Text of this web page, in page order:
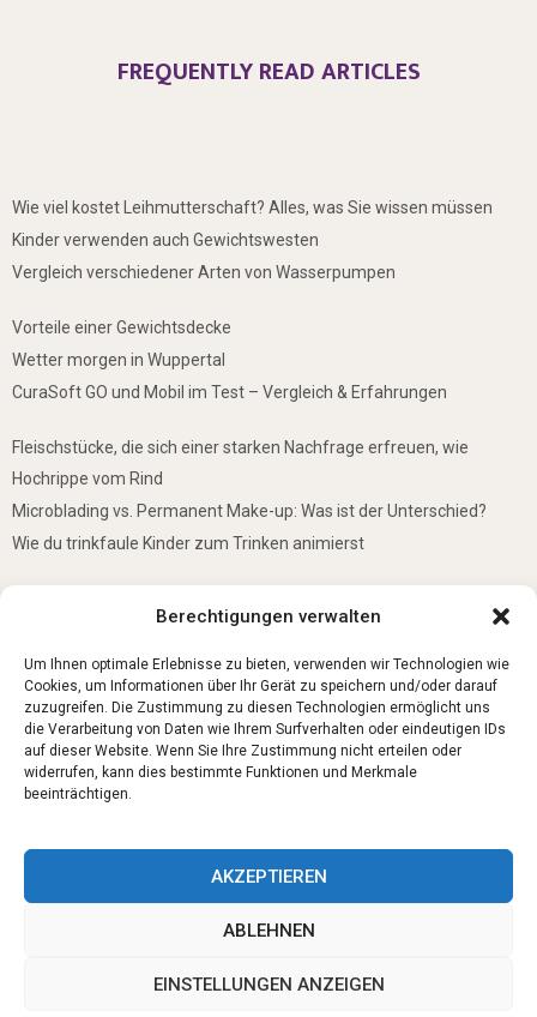
Berechtigungen verwalten
Um Ihnen optimale Erlebnisse zu bieten, verwenden wir Technologien wie
Cookies, um Informationen über Ihr Gerät zu speichern und/oder darauf
zuzugreifen. Die Zustimmung zu diesen Technologien ermöglicht uns
die Verarbeitung von Daten wie Ihrem Surfverhalten oder eindeutigen IDs
auf dieser Website. Wenn Sie Ihre Zustimmung nicht erteilen oder
widerrufen, kann dies bestimmte Funktionen und Merkmale
beeinträchtigen.
AKZEPTIEREN
ABLEHNEN
EINSTELLUNGEN ANZEIGEN
FREQUENTLY READ ARTICLES
Wie viel kostet Leihmutterschaft? Alles, was Sie wissen müssen
Kinder verwenden auch Gewichtswesten
Vergleich verschiedener Arten von Wasserpumpen
Vorteile einer Gewichtsdecke
Wetter morgen in Wuppertal
CuraSoft GO und Mobil im Test – Vergleich & Erfahrungen
Fleischstücke, die sich einer starken Nachfrage erfreuen, wie
Hochrippe vom Rind
Microblading vs. Permanent Make-up: Was ist der Unterschied?
Wie du trinkfaule Kinder zum Trinken animierst
5 Gründe, warum jedes Baby einen Mini-Schwimmring haben sollte
Ist Lockpicking in Deutschland verboten?